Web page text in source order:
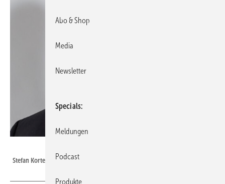
Stefan Korte, Head of Business Unit B2B – Global Account Director
Abo & Shop
Media
Newsletter
Specials
Meldungen
Podcast
Produkte